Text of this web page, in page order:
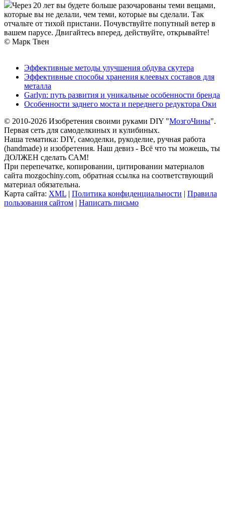
Через 20 лет вы будете больше разочарованы теми вещами,
которые вы не делали, чем теми, которые вы сделали. Так
отчальте от тихой пристани. Почувствуйте попутный ветер в
вашем парусе. Двигайтесь вперед, действуйте, открывайте!
© Марк Твен
Эффективные методы улучшения обдува скутера
Эффективные способы хранения клеевых составов для
металла
Garlyn: путь развития и уникальные особенности бренда
Особенности заднего моста и переднего редуктора Оки
© 2010-2026 Изобретения своими руками DIY "МозгоЧины".
Первая сеть для самоделкиных и кулибиных.
Наша тематика: DIY, самоделки, рукоделие, ручная работа
(handmade) и изобретения. Наш девиз - Всё что ты можешь, ты
ДОЛЖЕН сделать САМ!
При перепечатке, копировании, цитировании материалов
сайта mozgochiny.com, обратная ссылка на соответствующий
материал обязательна.
Карта сайта: XML | Политика конфиденциальности | Правила
пользования сайтом | Написать письмо